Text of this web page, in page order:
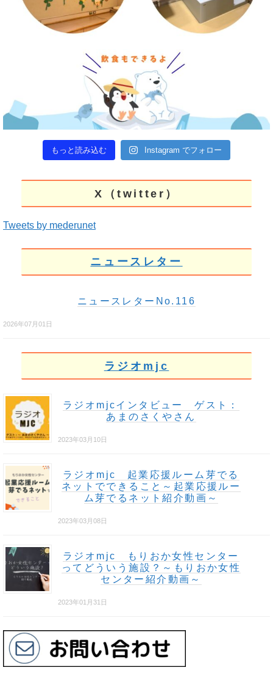
もっと読み込む Instagram でフォロー
X（twitter）
Tweets by mederunet
ニュースレター
ニュースレターNo.116
2026年07月01日
ラジオmjc
ラジオmjcインタビュー ゲスト：
あまのさくやさん
2023年03月10日
ラジオmjc 起業応援ルーム芽でる
ネットでできること～起業応援ルー
ム芽でるネット紹介動画～
2023年03月08日
ラジオmjc もりおか女性センター
ってどういう施設？～もりおか女性
センター紹介動画～
2023年01月31日